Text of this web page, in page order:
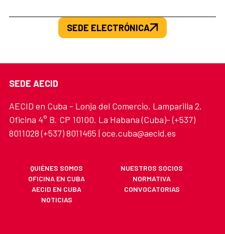
SEDE ELECTRÓNICA
SEDE AECID
AECID en Cuba - Lonja del Comercio, Lamparilla 2.
Oficina 4° B. CP 10100. La Habana (Cuba)- (+537)
8011028 (+537) 8011465 | oce.cuba@aecid.es
QUIÉNES SOMOS
NUESTROS SOCIOS
OFICINA EN CUBA
NORMATIVA
AECID EN CUBA
CONVOCATORIAS
NOTICIAS